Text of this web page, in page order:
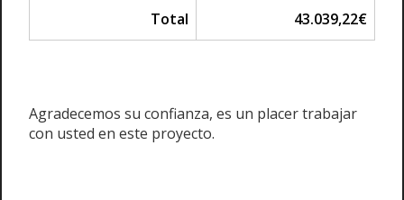
Total
43.039,22€
Agradecemos su confianza, es un placer trabajar
con usted en este proyecto.